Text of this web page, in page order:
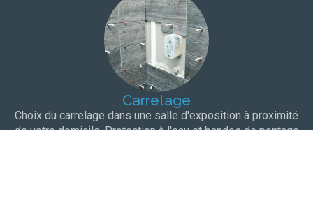
Carrelage
Choix du carrelage dans une salle d'exposition à proximité
de votre domicile. Protection à l'eau et bandes de pontage